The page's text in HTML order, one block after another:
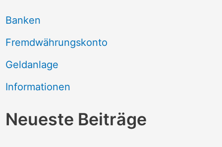
Banken
Fremdwährungskonto
Geldanlage
Informationen
Neueste Beiträge